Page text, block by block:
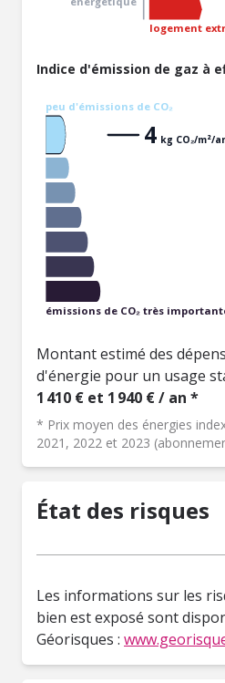
logement
Indice d'émission de gaz à
peu d'émissions de CO₂
émissions de CO₂ très
4 kg CO₂/m²/
Montant estimé des
d'énergie pour un usage
1 410 € et 1 940 € / an *
* Prix moyen des énergies
2021, 2022 et 2023
État des risques
Les informations sur les
bien est exposé sont
Géorisques :